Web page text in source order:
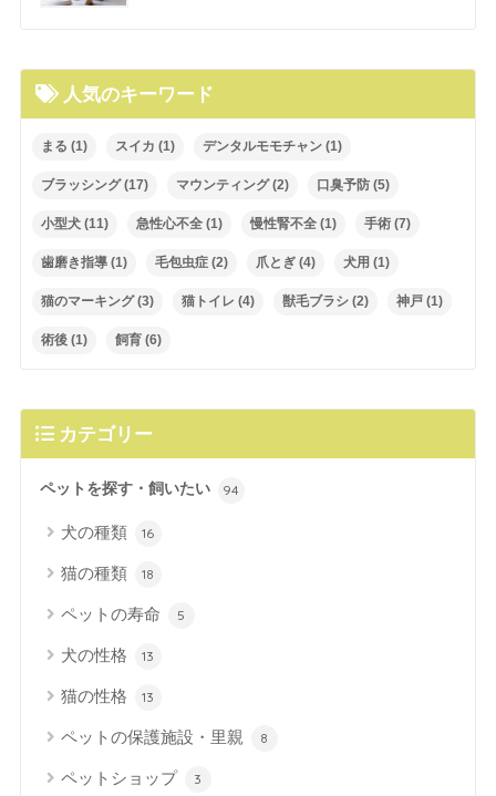
人気のキーワード
まる (1) スイカ (1) デンタルモモチャン(1)
ブラッシング(17) マウンティング(2) 口臭予防(5)
小型犬(11) 急性心不全(1) 慢性腎不全(1) 手術(7)
歯磨き指導(1) 毛包虫症(2) 爪とぎ(4) 犬用 (1)
猫のマーキング(3) 猫トイレ (4) 獣毛ブラシ(2) 神戸(1)
術後(1) 飼育(6)
カテゴリー
ペットを探す・飼いたい 94
犬の種類 16
猫の種類 18
ペットの寿命 5
犬の性格 13
猫の性格 13
ペットの保護施設・里親 8
ペットショップ 3